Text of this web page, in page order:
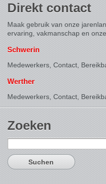
Direkt contact
Maak gebruik van onze
ervaring, vakmanschap en
Schwerin
Medewerkers, Contact,
Werther
Medewerkers, Contact,
Zoeken
Suchen
nach: